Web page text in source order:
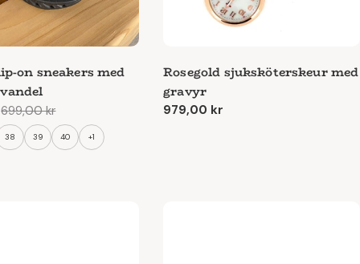
on sneakers med
699,00 kr
38 39 40 +1
Rosegold sjuksköterskeur med
gravyr
Ordinarie
979,00 kr